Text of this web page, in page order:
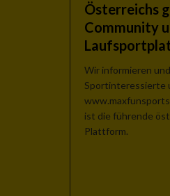
Österreichs
Community
Wir informieren
Sportinteressierte
ist die führende
Plattform.